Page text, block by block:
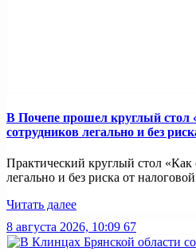
В Почепе прошел круглый стол
сотрудников легально и без
Практический круглый стол «Как
легально и без риска от
Читать далее
8 августа 2026, 10:09 67